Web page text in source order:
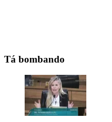
Tá bombando